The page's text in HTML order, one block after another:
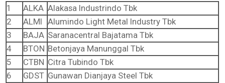
1
ALKA Alakasa Industrindo Tbk
2
ALMI
Alumindo Light Metal Industry Tbk
3
BAJA Saranacentral Bajatama Tbk
4
BTON Betonjaya Manunggal Tbk
5
CTBN Citra Tubindo Tbk
6
GDST Gunawan Dianjaya Steel Tbk